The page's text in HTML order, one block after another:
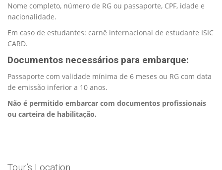
Nome completo, número de RG ou passaporte, CPF, idade e
nacionalidade.
Em caso de estudantes: carnê internacional de estudante ISIC
CARD.
Documentos necessários para embarque:
Passaporte com validade mínima de 6 meses ou RG com data
de emissão inferior a 10 anos.
Não é permitido embarcar com documentos profissionais
ou carteira de habilitação.
Tour’s Location